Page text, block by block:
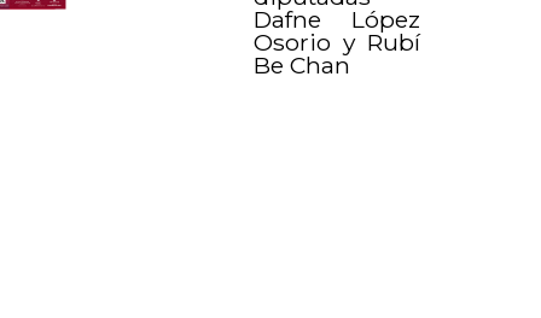
Dafne López
Osorio y Rubí
Be Chan